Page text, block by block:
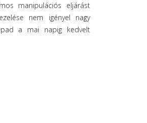
manipulációs eljárást
nem igényel nagy
a mai napig kedvelt